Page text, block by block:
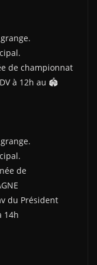
de championnat
à 12h au 🏟
de
du Président
14h